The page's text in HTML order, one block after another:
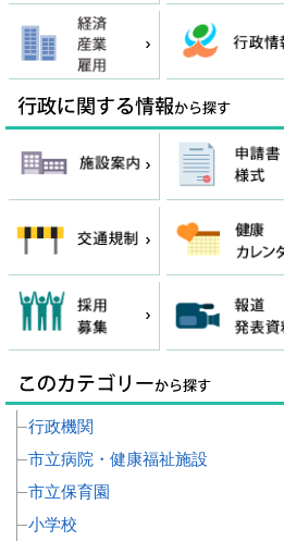
行政機関
市立病院・健康福祉施設
市立保育園
小学校